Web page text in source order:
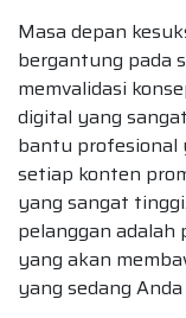
Masa depan
bergantung pada
memvalidasi
digital yang
bantu profesional
setiap konten
yang sangat
pelanggan
yang akan
yang sedang